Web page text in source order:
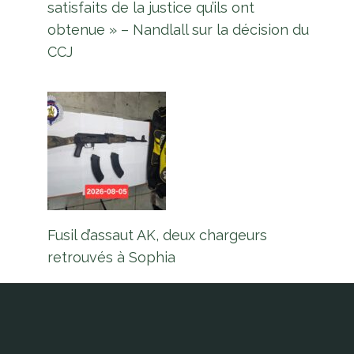
satisfaits de la justice qu’ils ont
obtenue » – Nandlall sur la décision du
CCJ
Fusil d’assaut AK, deux chargeurs
retrouvés à Sophia